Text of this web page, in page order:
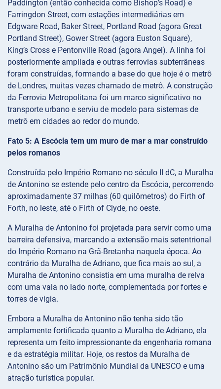
Paddington (então conhecida como Bishop’s Road) e
Farringdon Street, com estações intermediárias em
Edgware Road, Baker Street, Portland Road (agora Great
Portland Street), Gower Street (agora Euston Square),
King’s Cross e Pentonville Road (agora Angel). A linha foi
posteriormente ampliada e outras ferrovias subterrâneas
foram construídas, formando a base do que hoje é o metrô
de Londres, muitas vezes chamado de metrô. A construção
da Ferrovia Metropolitana foi um marco significativo no
transporte urbano e serviu de modelo para sistemas de
metrô em cidades ao redor do mundo.
Fato 5: A Escócia tem um muro de mar a mar construído
pelos romanos
Construída pelo Império Romano no século II dC, a Muralha
de Antonino se estende pelo centro da Escócia, percorrendo
aproximadamente 37 milhas (60 quilômetros) do Firth of
Forth, no leste, até o Firth of Clyde, no oeste.
A Muralha de Antonino foi projetada para servir como uma
barreira defensiva, marcando a extensão mais setentrional
do Império Romano na Grã-Bretanha naquela época. Ao
contrário da Muralha de Adriano, que fica mais ao sul, a
Muralha de Antonino consistia em uma muralha de relva
com uma vala no lado norte, complementada por fortes e
torres de vigia.
Embora a Muralha de Antonino não tenha sido tão
amplamente fortificada quanto a Muralha de Adriano, ela
representa um feito impressionante da engenharia romana
e da estratégia militar. Hoje, os restos da Muralha de
Antonino são um Patrimônio Mundial da UNESCO e uma
atração turística popular.